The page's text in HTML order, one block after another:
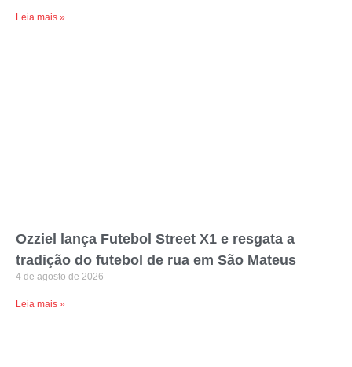
Leia mais »
Ozziel lança Futebol Street X1 e resgata a
tradição do futebol de rua em São Mateus
4 de agosto de 2026
Leia mais »